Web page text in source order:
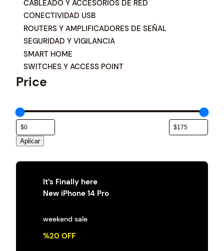
a
CABLEADO Y ACCESORIOS DE RED
CONECTIVIDAD USB
ROUTERS Y AMPLIFICADORES DE SEÑAL
SEGURIDAD Y VIGILANCIA
SMART HOME
SWITCHES Y ACCESS POINT
Price
Aplicar
It’s Finally here
New iPhone 14 Pro
weekend sale
%20 OFF